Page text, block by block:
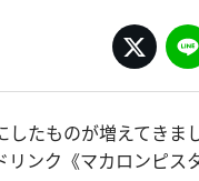
したものが増えてき
ンク《マカロンピス